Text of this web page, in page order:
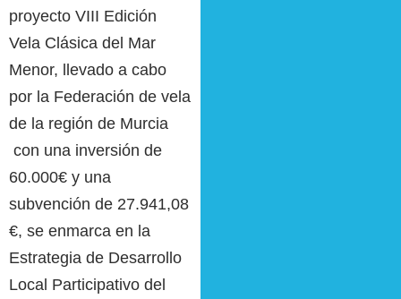
proyecto VIII Edición
Vela Clásica del Mar
Menor, llevado a cabo
por la Federación de vela
de la región de Murcia
con una inversión de
60.000€ y una
subvención de 27.941,08
€, se enmarca en la
Estrategia de Desarrollo
Local Participativo del